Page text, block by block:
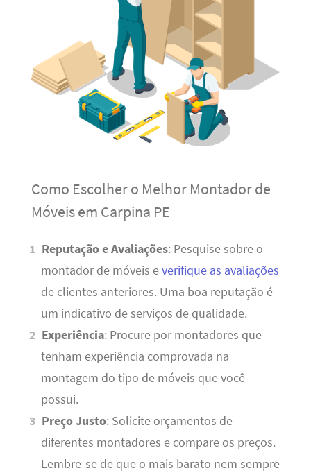
Como Escolher o Melhor Montador de
Móveis em Carpina PE
Reputação e Avaliações: Pesquise sobre o
montador de móveis everifique as avaliações
de clientes anteriores. Uma boa reputação é
um indicativo de serviços de qualidade.
Experiência: Procure por montadores que
tenham experiência comprovada na
montagem do tipo de móveis que você
possui.
Preço Justo: Solicite orçamentos de
diferentes montadores e compare os preços.
Lembre-se de que o mais barato nem sempre